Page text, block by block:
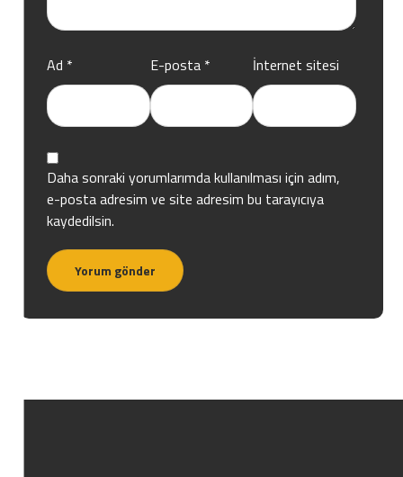
Ad * E-posta * İnternet sitesi
Daha sonraki yorumlarımda kullanılması için adım,
e-posta adresim ve site adresim bu tarayıcıya
kaydedilsin.
Yorum gönder